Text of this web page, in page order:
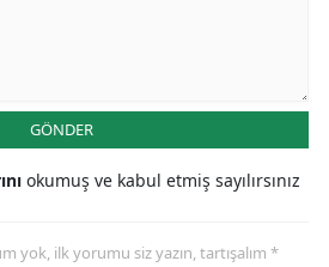
GÖNDER
okumuş ve kabul etmiş sayılırsınız
yok, ilk yorumu siz yazın, tartışalım *